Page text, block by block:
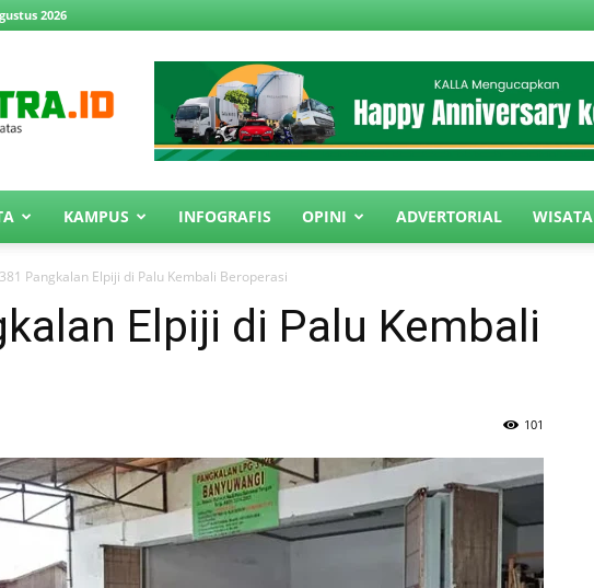
2026
KAMPUS INFOGRAFIS OPINI ADVERTORIAL WISATA
Pangkalan Elpiji di Palu Kembali Beroperasi
Elpiji di Palu Kembali
101